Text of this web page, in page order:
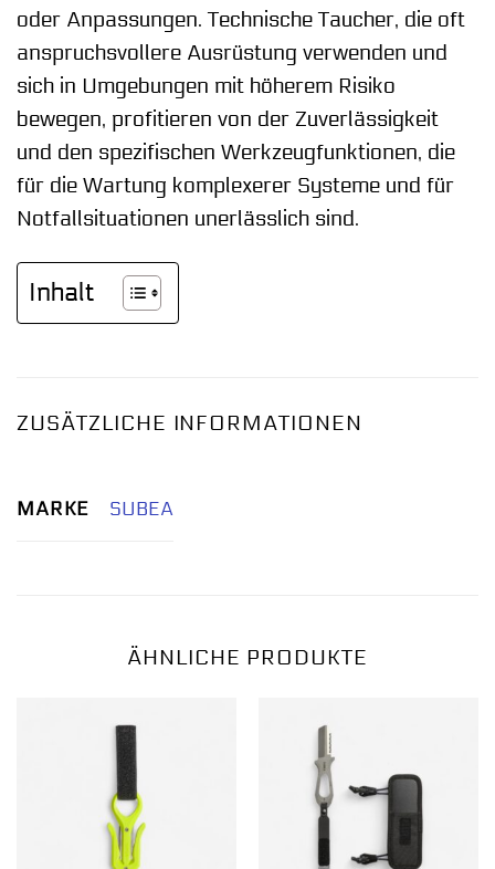
oder Anpassungen. Technische Taucher, die oft
anspruchsvollere Ausrüstung verwenden und
sich in Umgebungen mit höherem Risiko
bewegen, profitieren von der Zuverlässigkeit
und den spezifischen Werkzeugfunktionen, die
für die Wartung komplexerer Systeme und für
Notfallsituationen unerlässlich sind.
Inhalt
ZUSÄTZLICHE INFORMATIONEN
MARKE SUBEA
ÄHNLICHE PRODUKTE